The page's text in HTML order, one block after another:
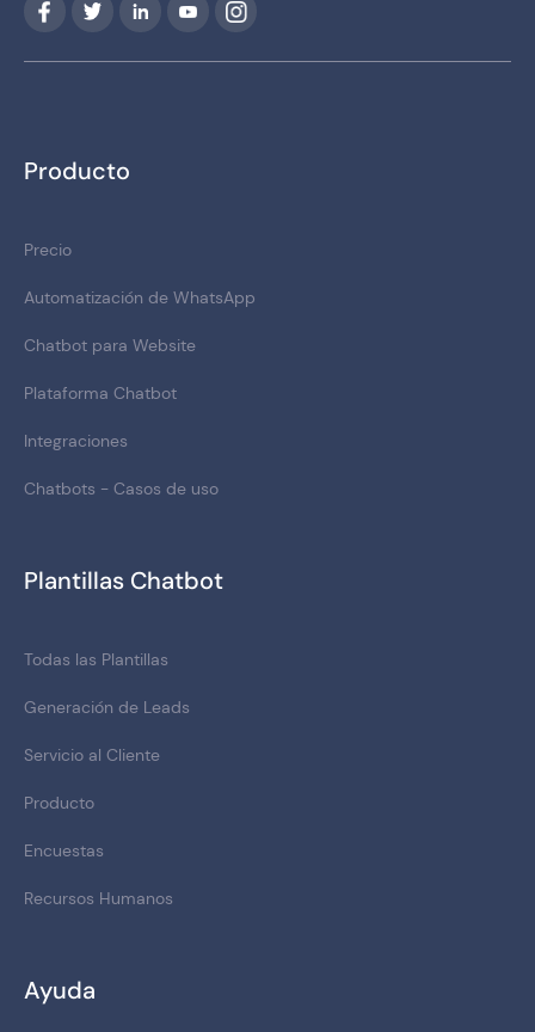
Producto
Precio
Automatización de WhatsApp
Chatbot para Website
Plataforma Chatbot
Integraciones
Chatbots - Casos de uso
Plantillas Chatbot
Todas las Plantillas
Generación de Leads
Servicio al Cliente
Producto
Encuestas
Recursos Humanos
Ayuda